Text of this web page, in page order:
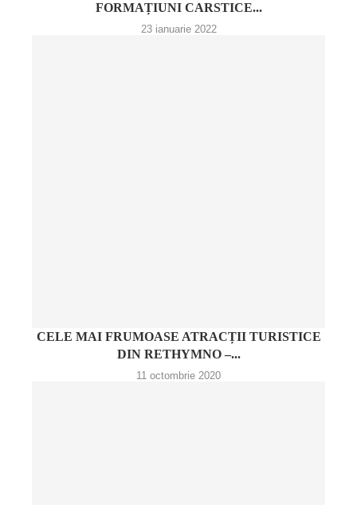
FORMAȚIUNI CARSTICE...
23 ianuarie 2022
CELE MAI FRUMOASE ATRACȚII TURISTICE
DIN RETHYMNO –...
11 octombrie 2020